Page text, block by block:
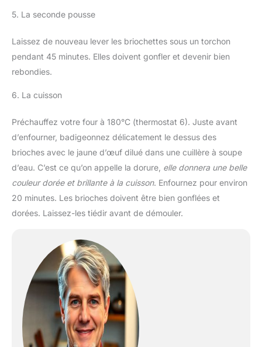
5. La seconde pousse
Laissez de nouveau lever les briochettes sous un torchon
pendant 45 minutes. Elles doivent gonfler et devenir bien
rebondies.
6. La cuisson
Préchauffez votre four à 180°C (thermostat 6). Juste avant
d’enfourner, badigeonnez délicatement le dessus des
brioches avec le jaune d’œuf dilué dans une cuillère à soupe
d’eau. C’est ce qu’on appelle la dorure, elle donnera une belle
couleur dorée et brillante à la cuisson. Enfournez pour environ
20 minutes. Les brioches doivent être bien gonflées et
dorées. Laissez-les tiédir avant de démouler.